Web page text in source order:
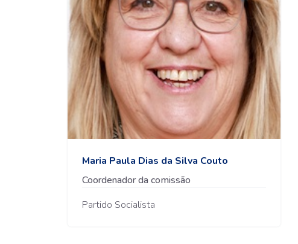
Maria Paula Dias da Silva Couto
Coordenador da comissão
Partido Socialista